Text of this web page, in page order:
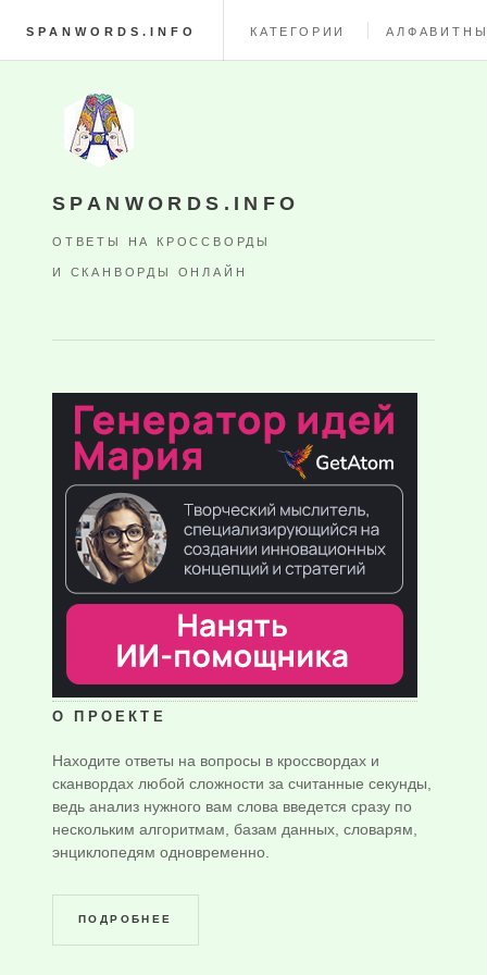
SPANWORDS.INFO КАТЕГОРИИ
SPANWORDS.INFO
ОТВЕТЫ НА КРОССВОРДЫ
И СКАНВОРДЫ ОНЛАЙН
О ПРОЕКТЕ
Находите ответы на вопросы в кроссвордах и
сканвордах любой сложности за считанные секунды,
ведь анализ нужного вам слова введется сразу по
нескольким алгоритмам, базам данных, словарям,
энциклопедям одновременно.
ПОДРОБНЕЕ